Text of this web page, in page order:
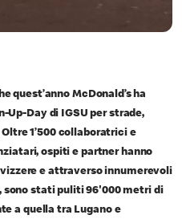
quest’anno McDonald’s ha
Up-Day di IGSU per strade,
1’500 collaboratrici e
ospiti e partner hanno
e attraverso innumerevoli
sono stati puliti 96'000 metri di
a quella tra Lugano e